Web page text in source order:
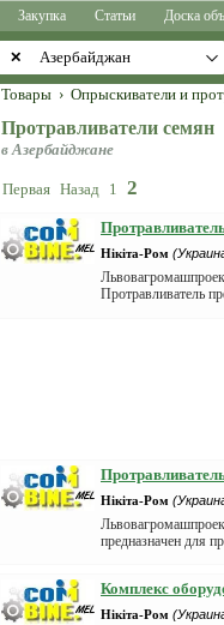
Закупка Статьи Доска
✕
Товары › Опрыскиватели и
Протравливатели семян
в Азербайджане
Первая Назад 1 2
Нікіта-Ром
Протравливатель
Нікіта-Ром
предназначен для
Комплекс
Нікіта-Ром